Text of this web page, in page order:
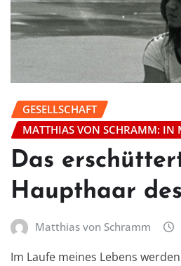
GESELLSCHAFT
MATTHIAS VON SCHRAMM: IN
Das
Haupthaar
Matthias von Schramm
Im Laufe meines Lebens